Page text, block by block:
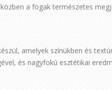
a fogak természetes
amelyek színükben és
és nagyfokú esztétikai